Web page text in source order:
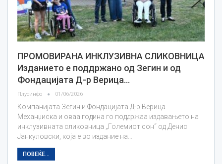
ПРОМОВИРАНА ИНКЛУЗИВНА СЛИКОВНИЦА
Изданието е поддржано од Зегин и од
Фондацијата Д-р Верица…
Плусинфо 01/06/2026
Компанијата Зегин и Фондацијата Д-р Верица
Механџиска и оваа година го поддржаа издавањето на
инклузивната сликовница „Големиот сон“ од Денис
Јанкуловски, која е во издание на…
ПОВЕЌЕ...